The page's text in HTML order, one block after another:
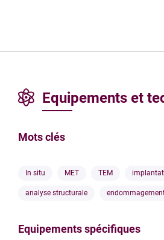
Equipements et
Mots clés
In situ MET TEM
analyse structurale
Equipements spécifiques